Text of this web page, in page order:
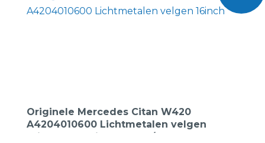
Originele Mercedes Citan W420
A4204010600 Lichtmetalen velgen
16inch + Continental 205/60R16 96H Eco-